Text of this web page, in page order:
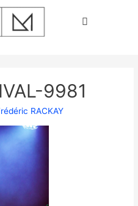
9981
RACKAY